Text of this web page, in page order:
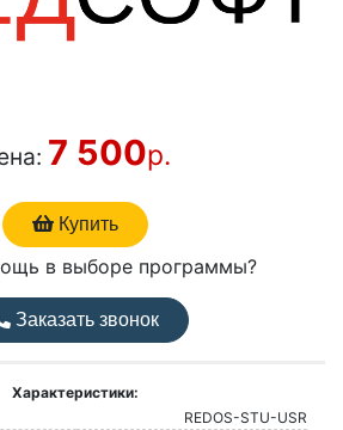
7 500р.
Купить
в выборе программы?
Заказать звонок
Характеристики:
REDOS-STU-USR